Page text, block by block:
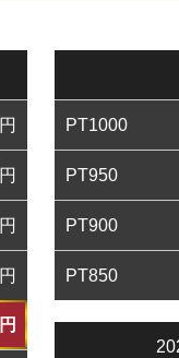
円
円
円
円
円
PT1000
PT950
PT900
PT850